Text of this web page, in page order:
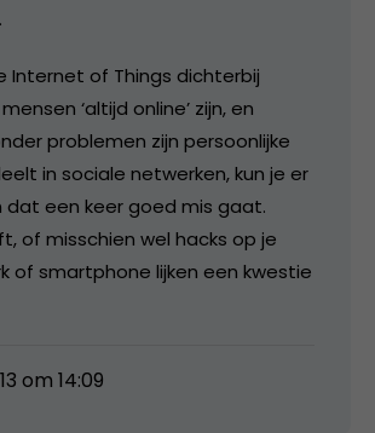
Internet of Things dichterbij
‘altijd online’ zijn, en
problemen zijn persoonlijke
in sociale netwerken, kun je er
dat een keer goed mis gaat.
of misschien wel hacks op je
of smartphone lijken een kwestie
om 14:09